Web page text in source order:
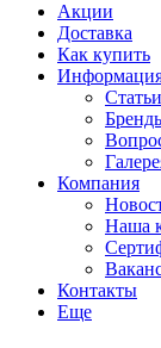
Акции
Доставка
Как купить
Статьи
Компания
Наша
Контакты
Еще